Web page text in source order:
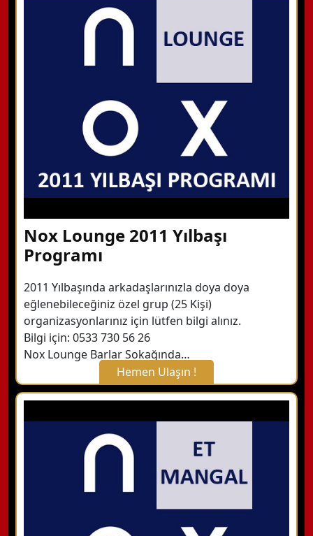
WhatsApp ile Bilgi Alın
Detaylı Bilgi Alın
Nox Lounge 2011 Yılbaşı
Programı
2011 Yılbaşında arkadaşlarınızla doya doya
eğlenebileceğiniz özel grup (25 Kişi)
organizasyonlarınız için lütfen bilgi alınız.
Bilgi için: 0533 730 56 26
Nox Lounge Barlar Sokağında…
Hemen Ulaşın !
X Kapat
WhatsApp ile Bilgi Alın
Detaylı Bilgi Alın